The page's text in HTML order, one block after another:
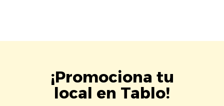
¡Promociona tu
local en Tablo!